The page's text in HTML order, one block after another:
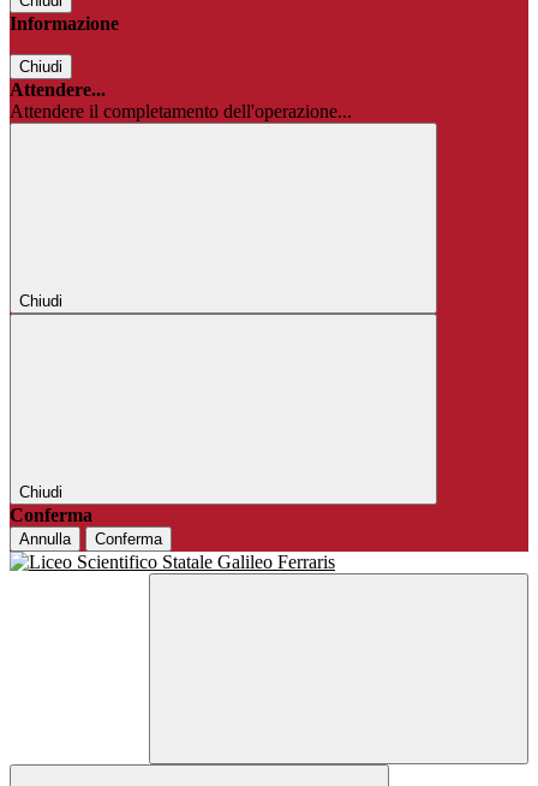
Informazione
Chiudi
Attendere...
Attendere il completamento dell'operazione...
Chiudi
Chiudi
Conferma
Annulla Conferma